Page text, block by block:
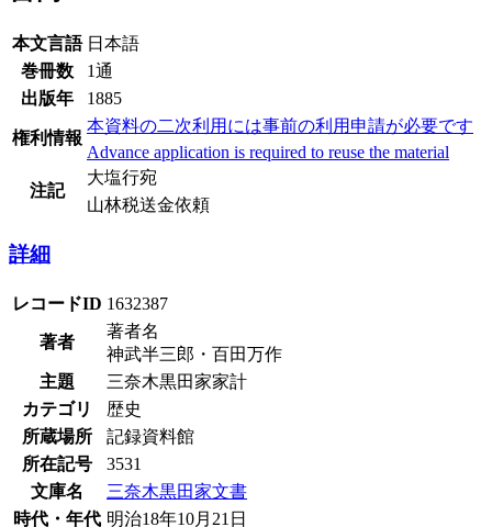
本文言語 日本語
巻冊数
1通
出版年
1885
権利情報
本資料の二次利用には事前の利用申請が必要です
Advance application is required to reuse the material
注記
大塩行宛
山林税送金依頼
詳細
レコードID 1632387
著者
著者名
神武半三郎・百田万作
主題
三奈木黒田家家計
カテゴリ
歴史
所蔵場所
記録資料館
所在記号
3531
文庫名
三奈木黒田家文書
時代・年代 明治18年10月21日